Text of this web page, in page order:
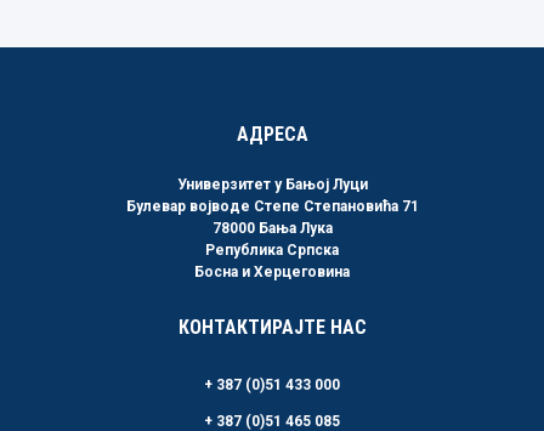
АДРЕСА
Универзитет у Бањој Луци
Булевар војводе Степе Степановића 71
78000 Бања Лука
Република Српска
Босна и Херцеговина
КОНТАКТИРАЈТЕ НАС
+ 387 (0)51 433 000
+ 387 (0)51 465 085